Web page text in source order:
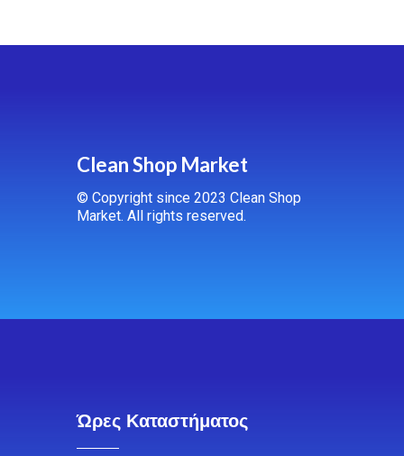
Clean Shop Market
© Copyright since 2023 Clean Shop
Market. All rights reserved.
Ώρες Καταστήματος